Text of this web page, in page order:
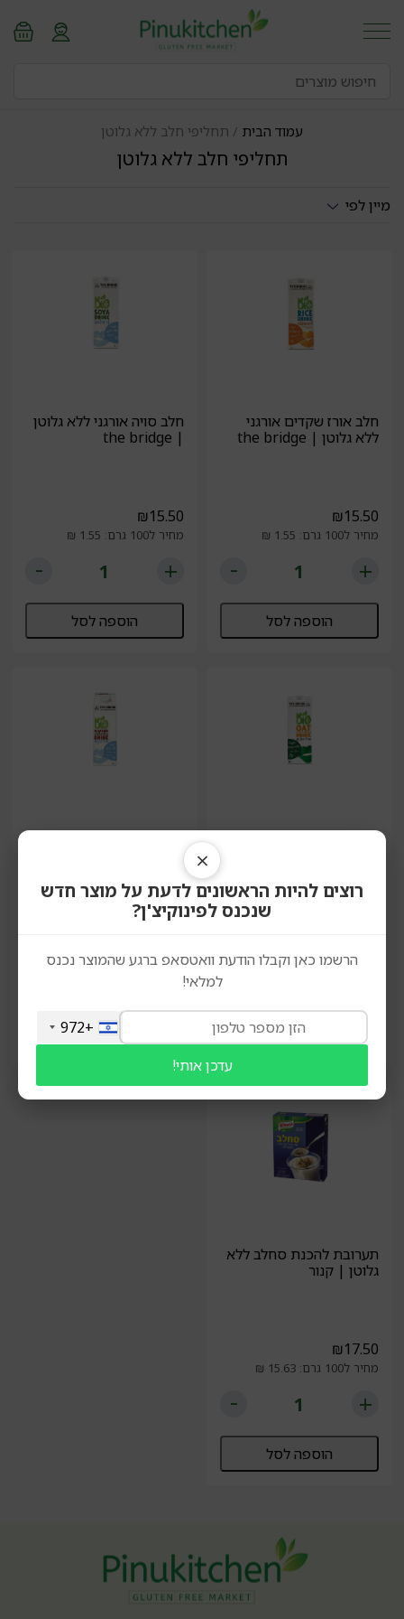
עמוד הבית / תחליפי חלב ללא גלוטן
תחליפי חלב ללא גלוטן
מיין לפי
חלב אורז שקדים אורגני
ללא גלוטן | the bridge
₪15.50
מחיר ל100 גרם: 1.55 ₪
הוספה לסל
חלב סויה אורגני ללא גלוטן
| the bridge
₪15.50
מחיר ל100 גרם: 1.55 ₪
הוספה לסל
חלב שיבולת שועל ללא
הוספה לסל הוספה לסל
תערובת להכנת סחלב ללא
גלוטן | קנור
₪17.50
מחיר ל100 גרם: 15.63 ₪
הוספה לסל
רוצים להיות הראשונים לדעת על מוצר חדש
שנכנס לפינוקיצ'ן?
×
הרשמו כאן וקבלו הודעת וואטסאפ ברגע שהמוצר נכנס
למלאי!
+972
עדכן אותי!